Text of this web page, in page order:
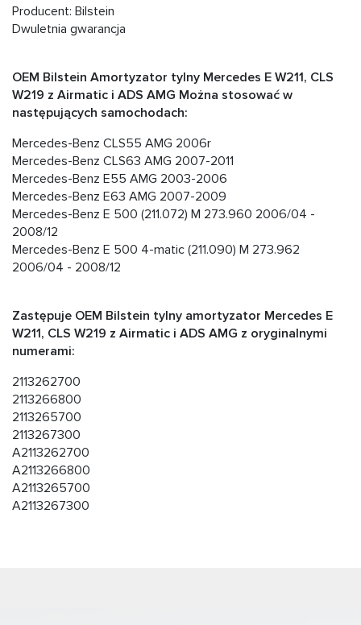
Producent: Bilstein
Dwuletnia gwarancja
OEM Bilstein Amortyzator tylny Mercedes E W211, CLS
W219 z Airmatic i ADS AMG Można stosować w
następujących samochodach:
Mercedes-Benz CLS55 AMG 2006r
Mercedes-Benz CLS63 AMG 2007-2011
Mercedes-Benz E55 AMG 2003-2006
Mercedes-Benz E63 AMG 2007-2009
Mercedes-Benz E 500 (211.072) M 273.960 2006/04 -
2008/12
Mercedes-Benz E 500 4-matic (211.090) M 273.962
2006/04 - 2008/12
Zastępuje OEM Bilstein tylny amortyzator Mercedes E
W211, CLS W219 z Airmatic i ADS AMG z oryginalnymi
numerami:
2113262700
2113266800
2113265700
2113267300
A2113262700
A2113266800
A2113265700
A2113267300